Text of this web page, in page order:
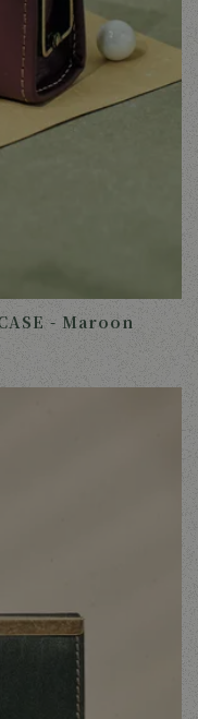
CASE - Maroon